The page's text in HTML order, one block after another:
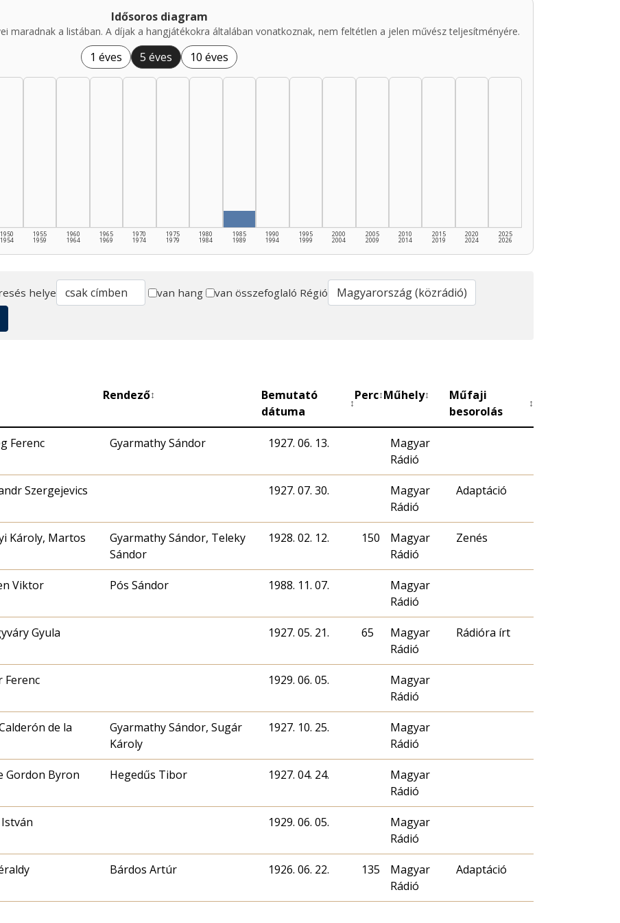
Idősoros diagram
maradnak a listában. A díjak a hangjátékokra általában vonatkoznak, nem feltétlen a jelen művész teljesítményére.
1 éves 5 éves 10 éves
1950
1954
1955
1959
1960
1964
1965
1969
1970
1974
1975
1979
1980
1984
1985
1989
1990
1994
1995
1999
2000
2004
2005
2009
2010
2014
2015
2019
2020
2024
2025
2026
helye van hang van összefoglaló Régió
Rendező↕
Bemutató
dátuma
↕
Perc↕Műhely↕
Műfaji
besorolás
↕
Ferenc Gyarmathy Sándor 1927. 06. 13.
Magyar
Rádió
Szergejevics
1927. 07. 30.
Magyar
Rádió
Adaptáció
Károly, Martos
Gyarmathy Sándor, Teleky
Sándor
1928. 02. 12. 150
Magyar
Rádió
Zenés
Viktor Pós Sándor 1988. 11. 07.
Magyar
Rádió
Gyula 1927. 05. 21. 65
Magyar
Rádió
Rádióra írt
Ferenc 1929. 06. 05.
Magyar
Rádió
de la
Gyarmathy Sándor, Sugár
Károly
1927. 10. 25.
Magyar
Rádió
Gordon Byron Hegedűs Tibor 1927. 04. 24.
Magyar
Rádió
1929. 06. 05.
Magyar
Rádió
Bárdos Artúr 1926. 06. 22. 135
Magyar
Rádió
Adaptáció